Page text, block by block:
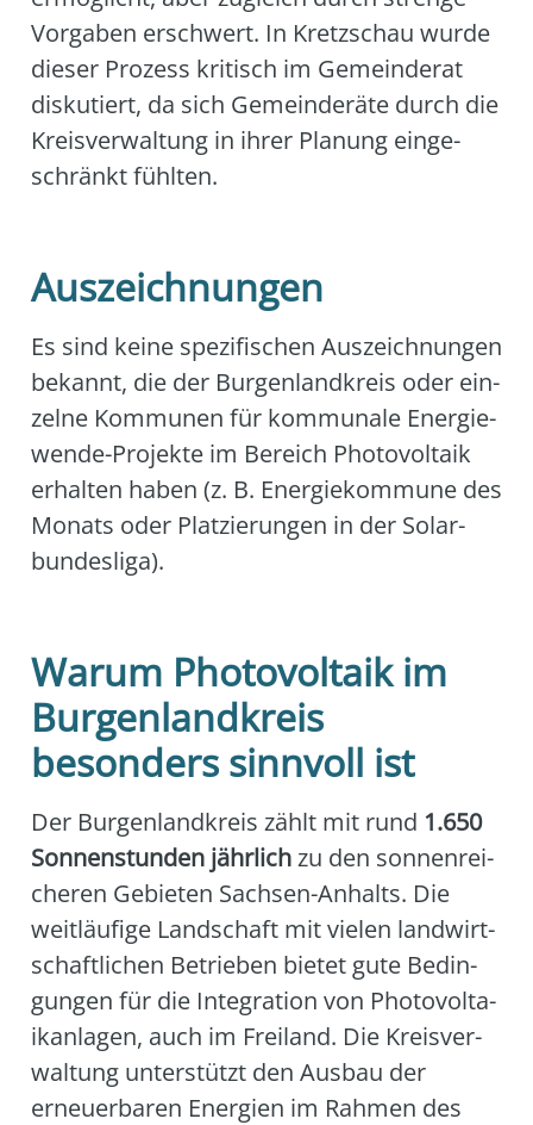
Vor­ga­ben erschwert. In Kretz­schau wur­de
die­ser Pro­zess kri­tisch im Gemein­de­rat
dis­ku­tiert, da sich Gemein­de­rä­te durch die
Kreis­ver­wal­tung in ihrer Pla­nung ein­ge­
schränkt fühl­ten.
Auszeichnungen
Es sind kei­ne spe­zi­fi­schen Aus­zeich­nun­gen
bekannt, die der Bur­gen­land­kreis oder ein­
zel­ne Kom­mu­nen für kom­mu­na­le Ener­gie­
wen­de-Pro­jek­te im Bereich Pho­to­vol­ta­ik
erhal­ten haben (z. B. Ener­gie­kom­mu­ne des
Monats oder Plat­zie­run­gen in der Solar­
bun­des­li­ga).
Warum Photovoltaik im
Burgenlandkreis
besonders sinnvoll ist
Der Bur­gen­land­kreis zählt mit rund 1.650
Son­nen­stun­den jähr­lichzu den son­nen­rei­
che­ren Gebie­ten Sach­sen-Anhalts. Die
weit­läu­fi­ge Land­schaft mit vie­len land­wirt­
schaft­li­chen Betrie­ben bie­tet gute Bedin­
gun­gen für die Inte­gra­ti­on von Pho­to­vol­ta­
ik­an­la­gen, auch im Frei­land. Die Kreis­ver­
wal­tung unter­stützt den Aus­bau der
erneu­er­ba­ren Ener­gien im Rah­men des